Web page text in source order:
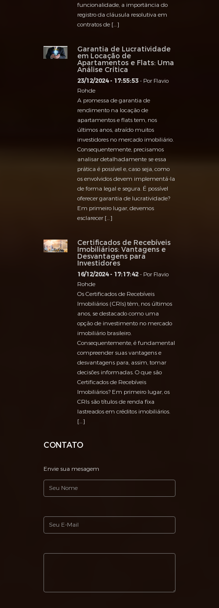
funcionalidade, a importância do
registro da cláusula resolutiva em
contratos de […]
Garantia de Lucratividade
em Locação de
Apartamentos e Flats: Uma
Análise Crítica
23/12/2024 - 17:55:53- Por Flavio
Rohde
A promessa de garantia de
rendimento na locação de
apartamentos e flats tem, nos
últimos anos, atraído muitos
investidores no mercado imobiliário.
Consequentemente, precisamos
analisar detalhadamente se essa
prática é possível e, caso seja, como
os envolvidos devem implementá-la
de forma legal e segura. É possível
oferecer garantia de lucratividade?
Em primeiro lugar, devemos
esclarecer […]
Certificados de Recebíveis
Imobiliários: Vantagens e
Desvantagens para
Investidores
16/12/2024 - 17:17:42- Por Flavio
Rohde
Os Certificados de Recebíveis
Imobiliários (CRIs) têm, nos últimos
anos, se destacado como uma
opção de investimento no mercado
imobiliário brasileiro.
Consequentemente, é fundamental
compreender suas vantagens e
desvantagens para, assim, tomar
decisões informadas. O que são
Certificados de Recebíveis
Imobiliários? Em primeiro lugar, os
CRIs são títulos de renda fixa
lastreados em créditos imobiliários.
[…]
CONTATO
Envie sua mesagem